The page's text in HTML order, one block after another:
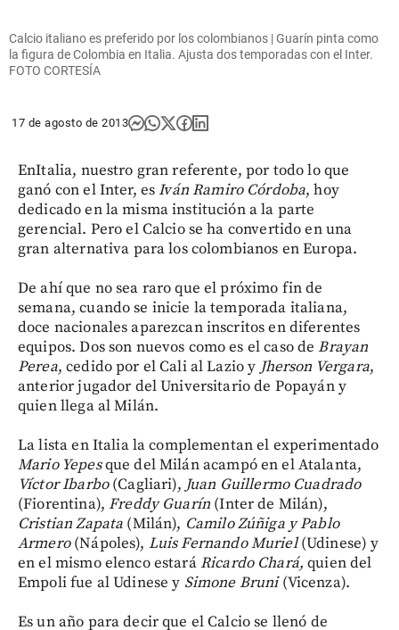
Calcio italiano es preferido por los colombianos | Guarín pinta como
la figura de Colombia en Italia. Ajusta dos temporadas con el Inter.
FOTO CORTESÍA
17 de agosto de 2013
EnItalia, nuestro gran referente, por todo lo que
ganó con el Inter, esIván Ramiro Córdoba, hoy
dedicado en la misma institución a la parte
gerencial. Pero el Calcio se ha convertido en una
gran alternativa para los colombianos en Europa.
De ahí que no sea raro que el próximo fin de
semana, cuando se inicie la temporada italiana,
doce nacionales aparezcan inscritos en diferentes
equipos. Dos son nuevos como es el caso deBrayan
Perea, cedido por el Cali al Lazio y Jherson Vergara,
anterior jugador del Universitario de Popayán y
quien llega al Milán.
La lista en Italia la complementan el experimentado
Mario Yepesque del Milán acampó en el Atalanta,
Víctor Ibarbo(Cagliari), Juan Guillermo Cuadrado
(Fiorentina),Freddy Guarín (Inter de Milán),
Cristian Zapata (Milán), Camilo Zúñiga y Pablo
Armero(Nápoles), Luis Fernando Muriel(Udinese) y
en el mismo elenco estaráRicardo Chará,quien del
Empoli fue al Udinese y Simone Bruni(Vicenza).
Es un año para decir que el Calcio se llenó de